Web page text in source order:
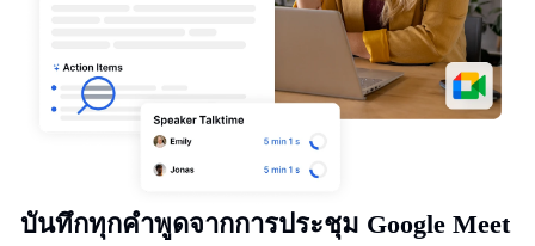
บันทึกทุกคำพูดจากการประชุม Google Meet